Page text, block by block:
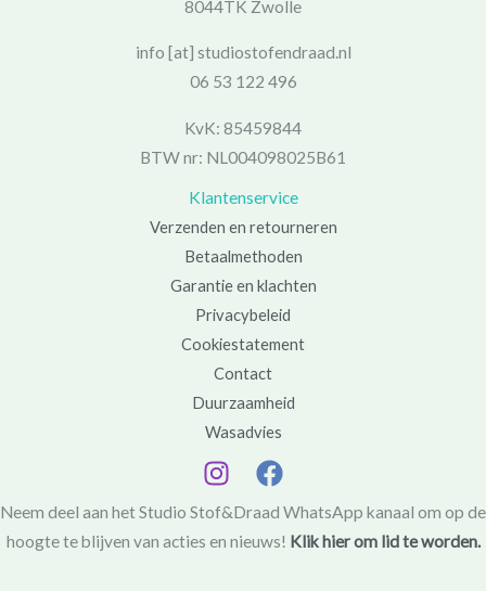
8044TK Zwolle
info [at] studiostofendraad.nl
06 53 122 496
KvK: 85459844
BTW nr: NL004098025B61
Klantenservice
Verzenden en retourneren
Betaalmethoden
Garantie en klachten
Privacybeleid
Cookiestatement
Contact
Duurzaamheid
Wasadvies
Neem deel aan het Studio Stof&Draad WhatsApp kanaal om op de
hoogte te blijven van acties en nieuws! Klik hier om lid te worden.